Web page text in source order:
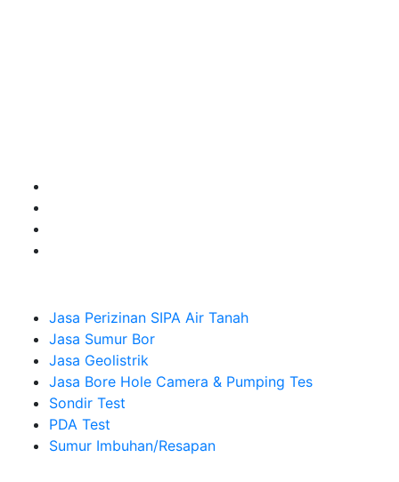
Jasa Perizinan SIPA Air Tanah
Jasa Sumur Bor
Jasa Geolistrik
Jasa Bore Hole Camera & Pumping Tes
Sondir Test
PDA Test
Sumur Imbuhan/Resapan